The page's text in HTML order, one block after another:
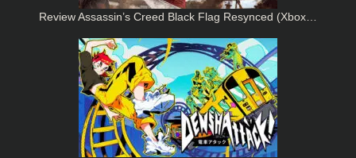
Review Assassin’s Creed Black Flag Resynced (Xbox…